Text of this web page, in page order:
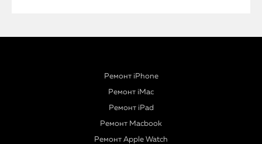
Ремонт iPhone
Ремонт iMac
Ремонт iPad
Ремонт Macbook
Ремонт Apple Watch